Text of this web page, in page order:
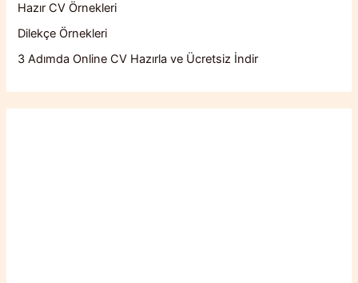
Hazır CV Örnekleri
Dilekçe Örnekleri
3 Adımda Online CV Hazırla ve Ücretsiz İndir